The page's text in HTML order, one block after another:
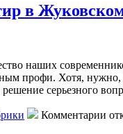
в
наших
профи. Хотя, нужно,
решение серьезного
Комментарии